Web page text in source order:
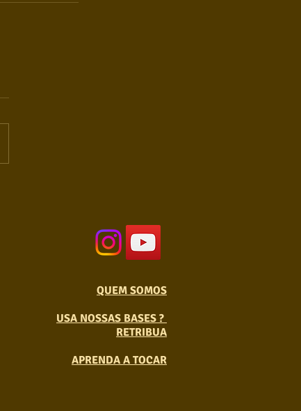
QUEM SOMOS
USA NOSSAS BASES ?
RETRIBUA
APRENDA A TOCAR